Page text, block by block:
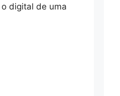
digital de uma